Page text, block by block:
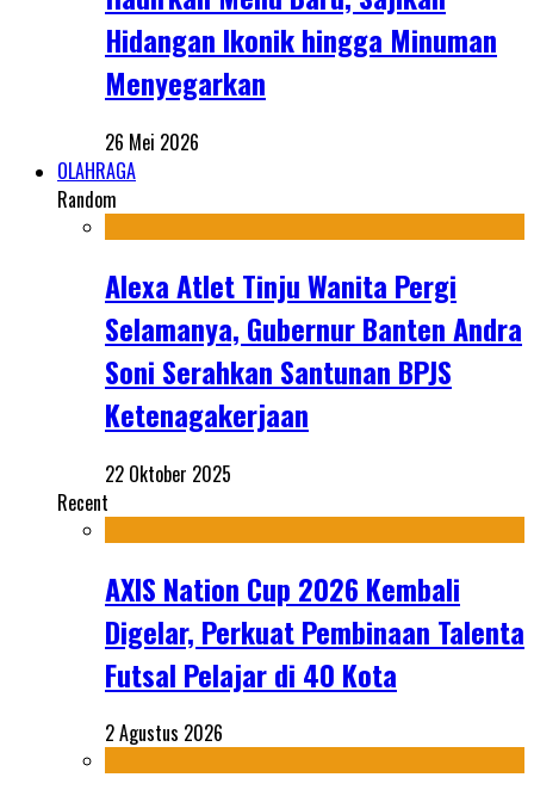
Hidangan Ikonik hingga Minuman
Menyegarkan
26 Mei 2026
OLAHRAGA
Random
Alexa Atlet Tinju Wanita Pergi
Selamanya, Gubernur Banten Andra
Soni Serahkan Santunan BPJS
Ketenagakerjaan
22 Oktober 2025
Recent
AXIS Nation Cup 2026 Kembali
Digelar, Perkuat Pembinaan Talenta
Futsal Pelajar di 40 Kota
2 Agustus 2026